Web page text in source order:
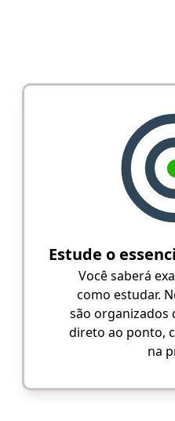
Estude o
Você saberá
como estudar.
são organizados
direto ao ponto,
na